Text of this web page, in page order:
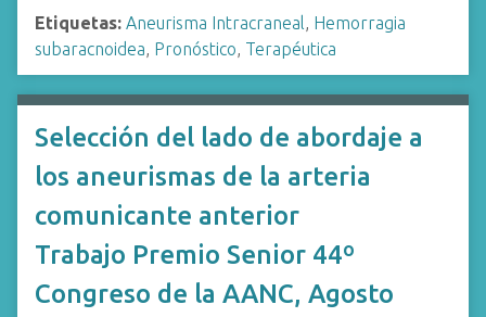
Etiquetas: Aneurisma Intracraneal, Hemorragia
subaracnoidea, Pronóstico, Terapéutica
Selección del lado de abordaje a
los aneurismas de la arteria
comunicante anterior
Trabajo Premio Senior 44º
Congreso de la AANC, Agosto